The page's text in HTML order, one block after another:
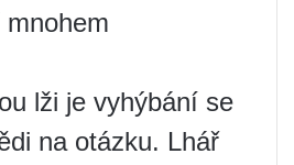
lži je vyhýbání se
na otázku. Lhář